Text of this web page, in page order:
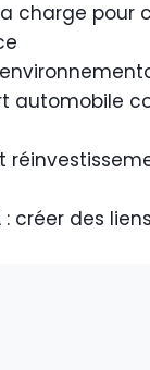
charge pour
automobile
créer des